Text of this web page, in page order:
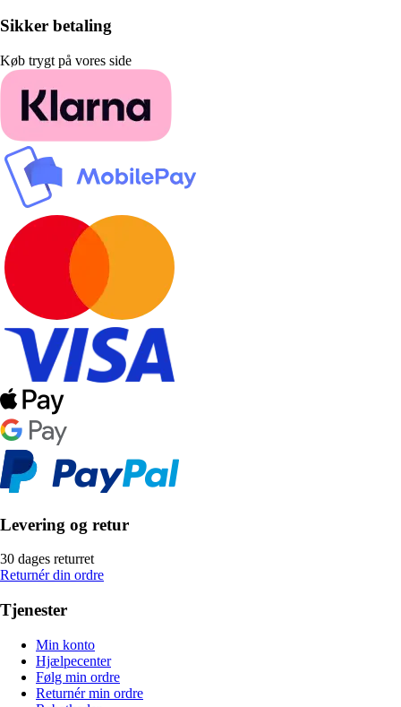
Sikker betaling
Køb trygt på vores side
Levering og retur
30 dages returret
Returnér din ordre
Tjenester
Min konto
Hjælpecenter
Følg min ordre
Returnér min ordre